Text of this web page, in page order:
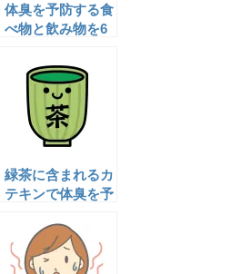
体臭を予防する食
べ物と飲み物を6
緑茶に含まれるカ
テキンで体臭を予